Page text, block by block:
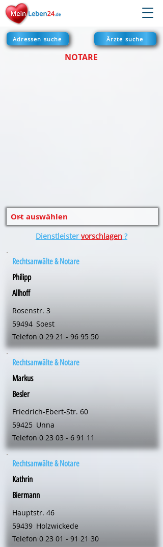
Adressen suche Ärzte suche
NOTARE
Dienstleister vorschlagen ?
Rechtsanwälte & Notare
Philipp
Allhoff
Rosenstr. 3
59494 Soest
Telefon 0 29 21 - 96 95 50
Rechtsanwälte & Notare
Markus
Besler
Friedrich-Ebert-Str. 60
59425 Unna
Telefon 0 23 03 - 6 91 11
Rechtsanwälte & Notare
Kathrin
Biermann
Hauptstr. 46
59439 Holzwickede
Telefon 0 23 01 - 91 21 30